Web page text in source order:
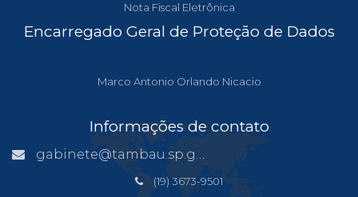
Nota Fiscal Eletrônica
Encarregado Geral de Proteção de Dados
Marco Antonio Orlando Nicacio
Informações de contato
gabinete@tambau.sp.gov.br
(19) 3673-9501